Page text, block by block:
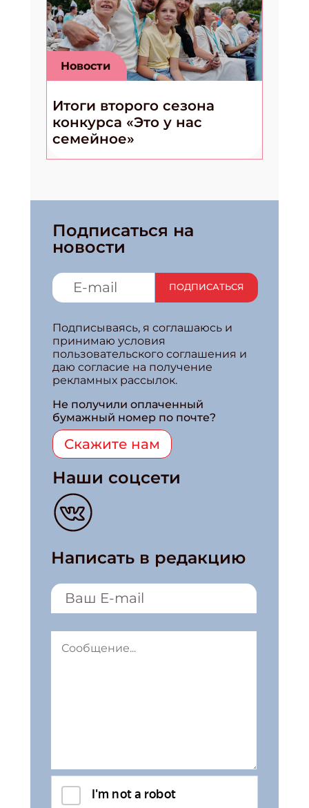
Новости
Итоги второго сезона
конкурса «Это у нас
семейное»
Подписаться на
новости
ПОДПИСАТЬСЯ
Подписываясь, я соглашаюсь и
принимаю условия
пользовательского соглашения и
даю согласие на получение
рекламных рассылок.
Не получили оплаченный
бумажный номер по почте?
Скажите нам
Наши соцсети
Написать в редакцию